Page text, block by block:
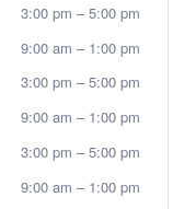
3:00 pm –5:00 pm
9:00 am – 1:00 pm
3:00 pm –5:00 pm
9:00 am – 1:00 pm
3:00 pm –5:00 pm
9:00 am – 1:00 pm